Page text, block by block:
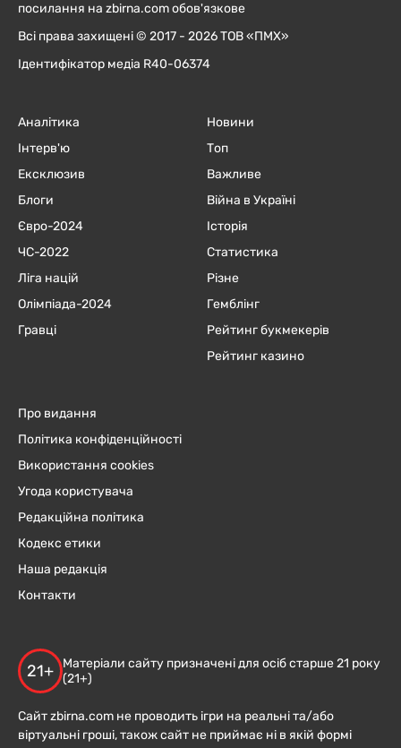
посилання на zbirna.com обов'язкове
Всі права захищені © 2017 - 2026 ТОВ «ПМХ»
Ідентифікатор медіа R40-06374
Аналітика
Інтерв'ю
Ексклюзив
Блоги
Євро-2024
ЧC-2022
Ліга націй
Олімпіада-2024
Гравці
Новини
Топ
Важливе
Війна в Україні
Історія
Статистика
Різне
Гемблінг
Рейтинг букмекерів
Рейтинг казино
Про видання
Політика конфіденційності
Використання cookies
Угода користувача
Редакційна політика
Кодекс етики
Наша редакція
Контакти
21+
Матеріали сайту призначені для осіб старше 21 року
(21+)
Сайт zbirna.com не проводить ігри на реальні та/або
віртуальні гроші, також сайт не приймає ні в якій формі